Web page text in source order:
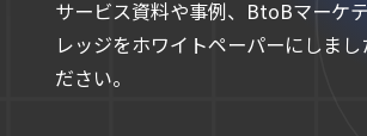
サービス資料や事例、BtoBマーケ
レッジをホワイトペーパーにしまし
ださい。